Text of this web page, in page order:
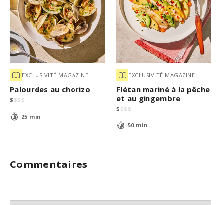
EXCLUSIVITÉ MAGAZINE
Palourdes au chorizo
$ $$ $
25 min
EXCLUSIVITÉ MAGAZINE
Flétan mariné à la pêche
et au gingembre
$ $$ $
50 min
Commentaires